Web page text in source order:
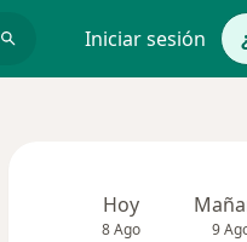
Iniciar sesión
Hoy
8 Ago 9